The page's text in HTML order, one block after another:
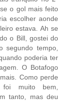
o gol mais feito
escolher aonde
estava. Ah se
o Bill, gostei do
segundo tempo,
poderia ter
O Botafogo
Como perde
muito bem,
tanto, mas deu